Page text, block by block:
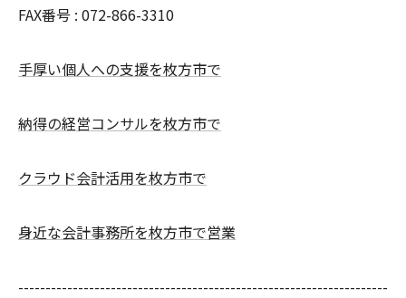
FAX番号 : 072-866-3310
手厚い個人への支援を枚方市で
納得の経営コンサルを枚方市で
クラウド会計活用を枚方市で
身近な会計事務所を枚方市で営業
--------------------------------------------------------------------